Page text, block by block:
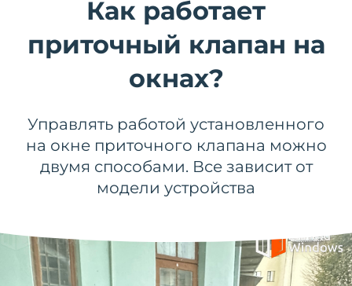
Как работает
приточный клапан на
окнах?
Управлять работой установленного
на окне приточного клапана можно
двумя способами. Все зависит от
модели устройства